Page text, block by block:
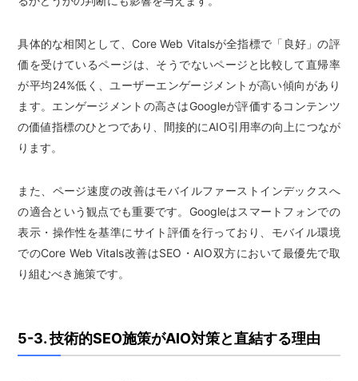
具体的な相関として、Core Web Vitalsが全指標で「良好」の評
価を受けているページは、そうでないページと比較して直帰率
が平均24%低く、ユーザーエンゲージメントが高い傾向があり
ます。エンゲージメントの高さはGoogleが評価するコンテンツ
の価値指標のひとつであり、間接的にAIO引用率の向上につなが
ります。
また、ページ速度の改善はモバイルファーストインデックスへ
の適合という観点でも重要です。Googleはスマートフォンでの
表示・操作性を基準にサイト評価を行っており、モバイル環境
でのCore Web Vitals改善はSEO・AIO双方において最優先で取
り組むべき施策です。
5-3. 技術的SEO施策がAIO対策と直結する理由